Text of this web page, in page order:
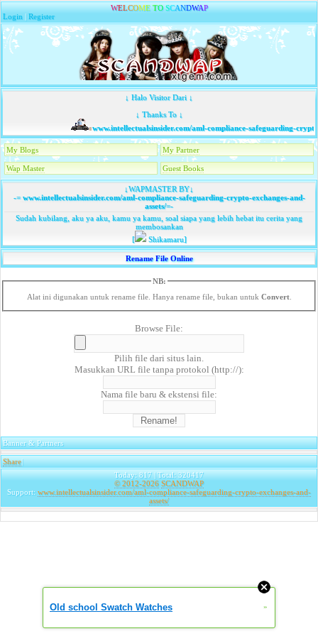
WELCOME TO SCANDWAP
Login |Register
↓ Halo Visitor Dari ↓
↓ Thanks To ↓
www.intellectualsinsider.com/aml-compliance-safeguarding-crypto-
My Blogs My Partner
Wap Master Guest Books
↓WAPMASTER BY↓
-=www.intellectualsinsider.com/aml-compliance-safeguarding-crypto-exchanges-and-
assets/=-
Sudah kubilang, aku ya aku, kamu ya kamu, soal siapa yang lebih hebat itu cerita yang
membosankan
[
Shikamaru]
Rename File Online
NB:
Alat ini digunakan untuk rename file. Hanya rename file, bukan untuk Convert.
Browse File:
Pilih file dari situs lain.
Masukkan URL file tanpa protokol (http://):
Nama file baru & ekstensi file:
Banner & Partners
Share|
Today: 817 | Total: 320417
© 2012-2026 SCANDWAP
Support: www.intellectualsinsider.com/aml-compliance-safeguarding-crypto-exchanges-and-
assets/
Old school Swatch Watches »